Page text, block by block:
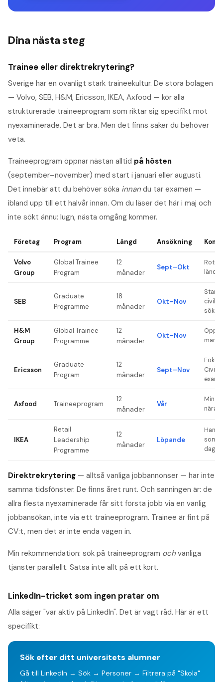
Dina nästa steg
Trainee eller direktrekrytering?
Sverige har en ovanligt stark traineekultur. De stora bolagen
— Volvo, SEB, H&M, Ericsson, IKEA, Axfood — kör alla
strukturerade traineeprogram som riktar sig specifikt mot
nyexaminerade. Det är bra. Men det finns saker du behöver
veta.
Traineeprogram öppnar nästan alltid på hösten
(september–november) med start i januari eller augusti.
Det innebär att du behöver söka innan du tar examen —
ibland upp till ett halvår innan. Om du läser det här i maj och
inte sökt ännu: lugn, nästa omgång kommer.
Företag Program Längd Ansökning
Volvo
Group
Global Trainee
Program
12
månader
Sept–Okt
SEB
Graduate
Programme
18
månader
Okt–Nov
H&M
Group
Global Trainee
Programme
12
månader
Okt–Nov
man
Ericsson
Graduate
Program
12
månader
Sept–Nov
Axfood Traineeprogram
12
månader
Vår
nära
IKEA
Retail
Leadership
Programme
12
månader
Löpande
som
Direktrekrytering — alltså vanliga jobbannonser — har inte
samma tidsfönster. De finns året runt. Och sanningen är: de
allra flesta nyexaminerade får sitt första jobb via en vanlig
jobbansökan, inte via ett traineeprogram. Trainee är fint på
CV:t, men det är inte enda vägen in.
Min rekommendation: sök på traineeprogram och vanliga
tjänster parallellt. Satsa inte allt på ett kort.
LinkedIn-tricket som ingen pratar om
Alla säger "var aktiv på LinkedIn". Det är vagt råd. Här är ett
specifikt:
Sök efter ditt universitets alumner
Gå till LinkedIn → Sök → Personer → Filtrera på "Skola"